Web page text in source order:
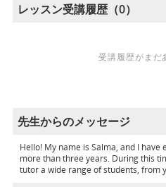
レッスン受講履歴（0）
受講履歴がまだ
先生からのメッセージ
Hello! My name is Salma, and I
more than three years. During this
tutor a wide range of students, from